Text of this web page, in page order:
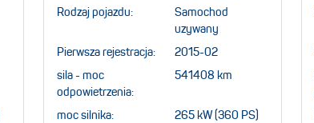
Rodzaj pojazdu:
Samochod
uzywany
Pierwsza rejestracja: 2015-02
sila - moc
odpowietrzenia:
541408 km
moc silnika: 265 kW (360 PS)